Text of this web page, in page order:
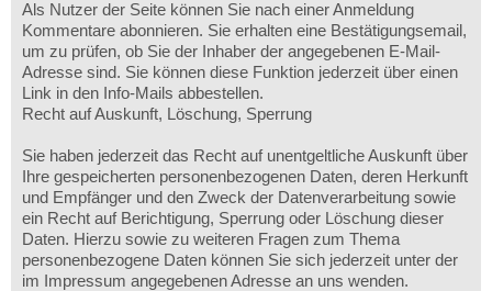
Als Nutzer der Seite können Sie nach einer Anmeldung
Kommentare abonnieren. Sie erhalten eine Bestätigungsemail,
um zu prüfen, ob Sie der Inhaber der angegebenen E-Mail-
Adresse sind. Sie können diese Funktion jederzeit über einen
Link in den Info-Mails abbestellen.
Recht auf Auskunft, Löschung, Sperrung
Sie haben jederzeit das Recht auf unentgeltliche Auskunft über
Ihre gespeicherten personenbezogenen Daten, deren Herkunft
und Empfänger und den Zweck der Datenverarbeitung sowie
ein Recht auf Berichtigung, Sperrung oder Löschung dieser
Daten. Hierzu sowie zu weiteren Fragen zum Thema
personenbezogene Daten können Sie sich jederzeit unter der
im Impressum angegebenen Adresse an uns wenden.